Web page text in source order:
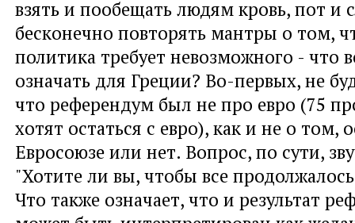
взять и пообещать людям кровь, пот и
бесконечно повторять мантры о том,
политика требует невозможного - что
означать для Греции? Во-первых, не
что референдум был не про евро (75
хотят остаться с евро), как и не о том,
Евросоюзе или нет. Вопрос, по сути,
"Хотите ли вы, чтобы все продолжалось
Что также означает, что и результат